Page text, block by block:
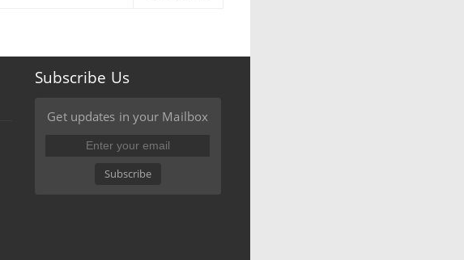
Subscribe Us
Get updates in your Mailbox
Subscribe